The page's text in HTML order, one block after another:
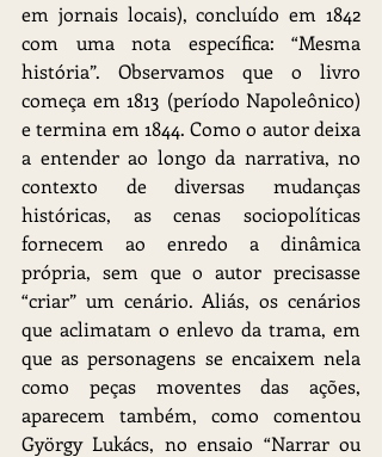
em jornais locais), concluído em 1842
com uma nota específica: “Mesma
história”. Observamos que o livro
começa em 1813 (período Napoleônico)
e termina em 1844. Como o autor deixa
a entender ao longo da narrativa, no
contexto de diversas mudanças
históricas, as cenas sociopolíticas
fornecem ao enredo a dinâmica
própria, sem que o autor precisasse
“criar” um cenário. Aliás, os cenários
que aclimatam o enlevo da trama, em
que as personagens se encaixem nela
como peças moventes das ações,
aparecem também, como comentou
György Lukács, no ensaio “Narrar ou